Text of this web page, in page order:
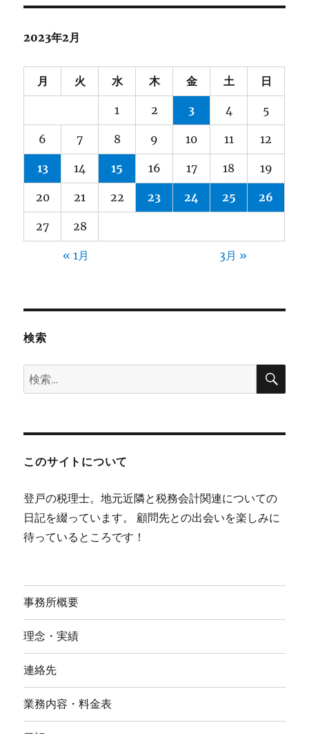
2023年2月
月 火 水 木 金 土 日
1 2 3 4 5
6 7 8 9 10 11 12
13 14 15 16 17 18 19
20 21 22 23 24 25 26
27 28
« 1月 3月 »
検索
検
索:
検
このサイトについて
登戸の税理士。地元近隣と税務会計関連についての
日記を綴っています。 顧問先との出会いを楽しみに
待っているところです！
事務所概要
理念・実績
連絡先
業務内容・料金表